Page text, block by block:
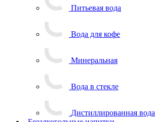
Питьевая вода
Вода для кофе
Минеральная
Вода в стекле
Дистиллированная вода